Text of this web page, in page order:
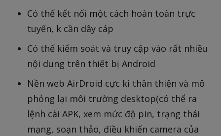
Có thể kết nối một cách hoàn toàn trực
tuyến, k cần dây cáp
Có thể kiểm soát và truy cập vào rất nhiều
nội dung trên thiết bị Android
Nền web AirDroid cực kì thân thiện và mô
phỏng lại môi trường desktop(có thể ra
lệnh cài APK, xem mức độ pin, trạng thái
mạng, soạn thảo, điều khiển camera của